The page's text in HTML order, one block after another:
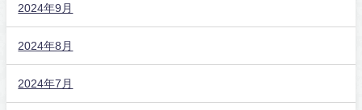
2024年9月
2024年8月
2024年7月